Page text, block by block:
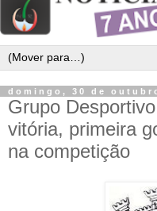
domingo, 30 de
Grupo
vitória, primeira
na competição